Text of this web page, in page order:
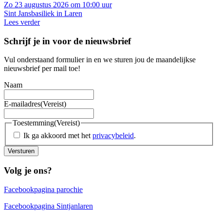
Zo 23 augustus 2026 om 10:00 uur
Sint Jansbasiliek in Laren
Lees verder
Schrijf je in voor de nieuwsbrief
Vul onderstaand formulier in en we sturen jou de maandelijkse
nieuwsbrief per mail toe!
Naam
E-mailadres(Vereist)
Toestemming(Vereist)
Ik ga akkoord met het privacybeleid.
Versturen
Volg je ons?
Facebookpagina parochie
Facebookpagina Sintjanlaren